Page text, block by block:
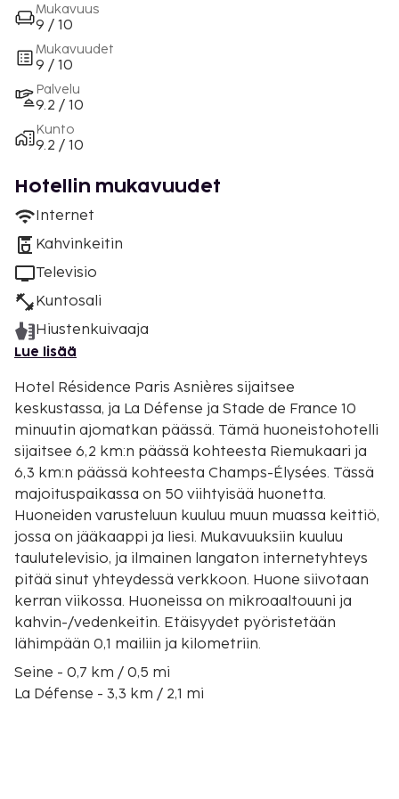
Mukavuus
9 / 10
Mukavuudet
9 / 10
Palvelu
9.2 / 10
Kunto
9.2 / 10
Hotellin mukavuudet
Internet
Kahvinkeitin
Televisio
Kuntosali
Hiustenkuivaaja
Lue lisää
Hotel Résidence Paris Asnières sijaitsee
keskustassa, ja La Défense ja Stade de France 10
minuutin ajomatkan päässä. Tämä huoneistohotelli
sijaitsee 6,2 km:n päässä kohteesta Riemukaari ja
6,3 km:n päässä kohteesta Champs-Élysées. Tässä
majoituspaikassa on 50 viihtyisää huonetta.
Huoneiden varusteluun kuuluu muun muassa keittiö,
jossa on jääkaappi ja liesi. Mukavuuksiin kuuluu
taulutelevisio, ja ilmainen langaton internetyhteys
pitää sinut yhteydessä verkkoon. Huone siivotaan
kerran viikossa. Huoneissa on mikroaaltouuni ja
kahvin-/vedenkeitin. Etäisyydet pyöristetään
lähimpään 0,1 mailiin ja kilometriin.
Seine - 0,7 km / 0,5 mi
La Défense - 3,3 km / 2,1 mi